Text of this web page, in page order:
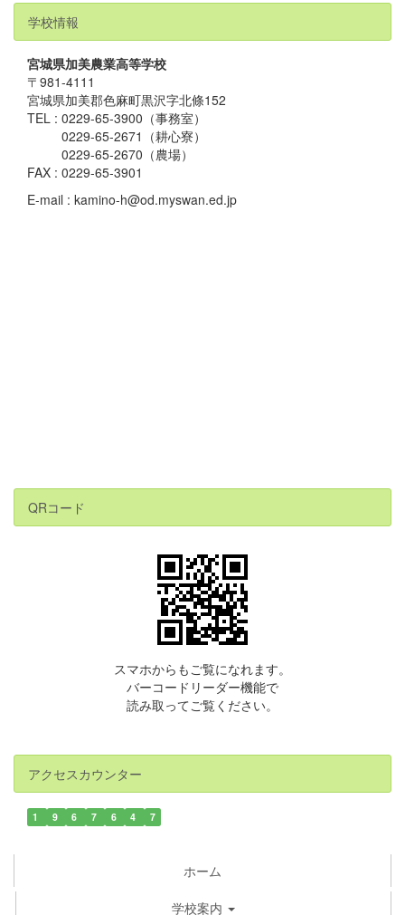
学校情報
宮城県加美農業高等学校
〒981-4111
宮城県加美郡色麻町黒沢字北條152
TEL : 0229-65-3900（事務室）
0229-65-2671（耕心寮）
0229-65-2670（農場）
FAX : 0229-65-3901
E-mail : kamino-h@od.myswan.ed.jp
QRコード
スマホからもご覧になれます。
バーコードリーダー機能で
読み取ってご覧ください。
アクセスカウンター
1 9 6 7 6 4 7
ホーム
学校案内